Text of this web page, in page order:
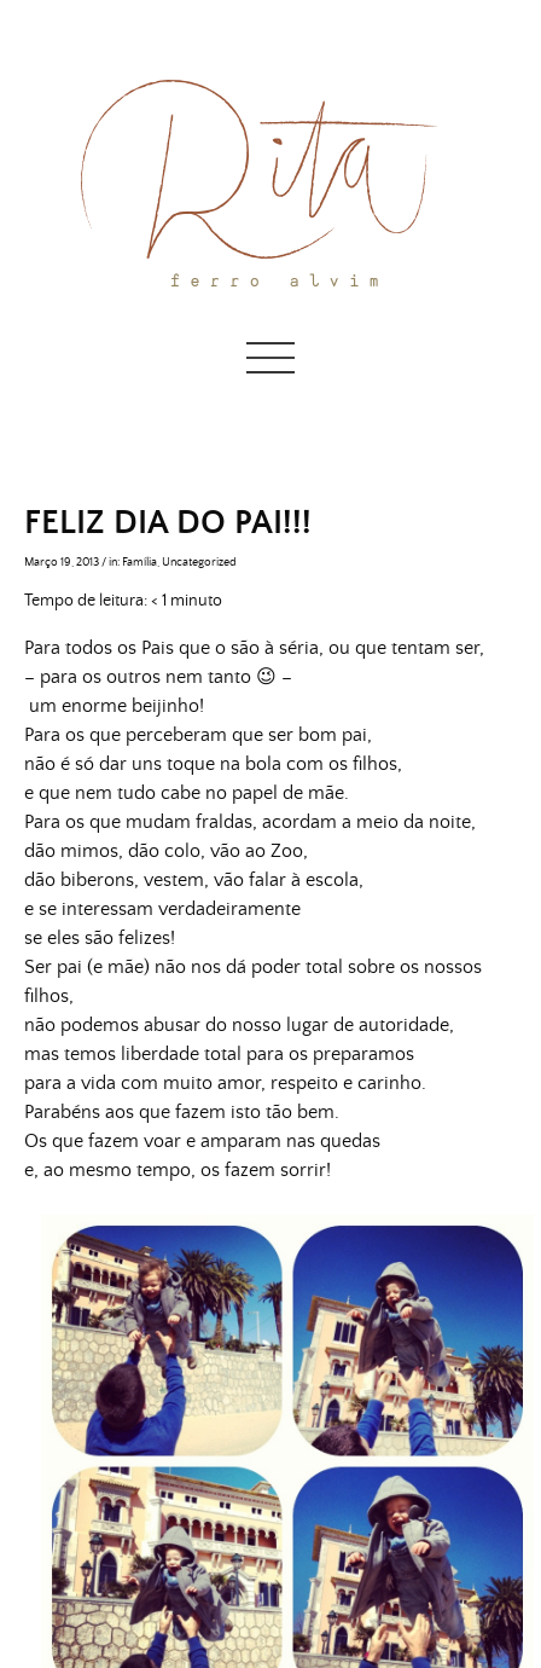
FELIZ DIA DO PAI!!!
Março 19, 2013/in: Família Uncategorized
Tempo de leitura:< 1 minuto
Para todos os Pais que o são à séria, ou que tentam ser,
– para os outros nem tanto 😉 –
um enorme beijinho!
Para os que perceberam que ser bom pai,
não é só dar uns toque na bola com os filhos,
e que nem tudo cabe no papel de mãe.
Para os que mudam fraldas, acordam a meio da noite,
dão mimos, dão colo, vão ao Zoo,
dão biberons, vestem, vão falar à escola,
e se interessam verdadeiramente
se eles são felizes!
Ser pai (e mãe) não nos dá poder total sobre os nossos
filhos,
não podemos abusar do nosso lugar de autoridade,
mas temos liberdade total para os preparamos
para a vida com muito amor, respeito e carinho.
Parabéns aos que fazem isto tão bem.
Os que fazem voar e amparam nas quedas
e, ao mesmo tempo, os fazem sorrir!